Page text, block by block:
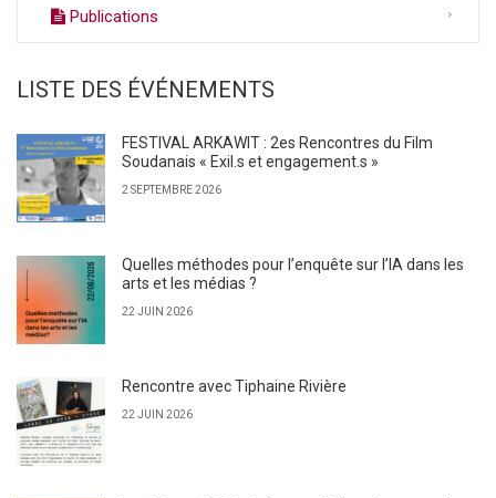
Publications
LISTE DES ÉVÉNEMENTS
FESTIVAL ARKAWIT : 2es Rencontres du Film
Soudanais « Exil.s et engagement.s »
2 SEPTEMBRE 2026
Quelles méthodes pour l’enquête sur l’IA dans les
arts et les médias ?
22 JUIN 2026
Rencontre avec Tiphaine Rivière
22 JUIN 2026